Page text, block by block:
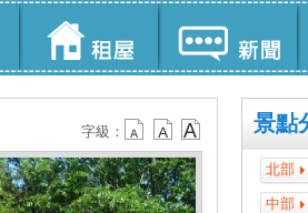
景點
北部
中部
字級：